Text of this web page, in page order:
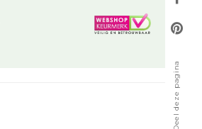
Deel deze pagina